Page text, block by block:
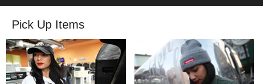
Pick Up Items